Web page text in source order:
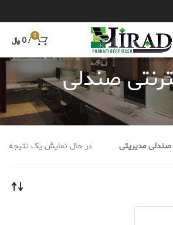
0
/
0 ﷼
صندلی
مدیریتی در حال نمایش یک نتیجه